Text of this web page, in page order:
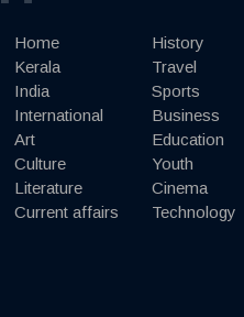
Home
Kerala
India
International
Art
Culture
Literature
Current affairs
History
Travel
Sports
Business
Education
Youth
Cinema
Technology